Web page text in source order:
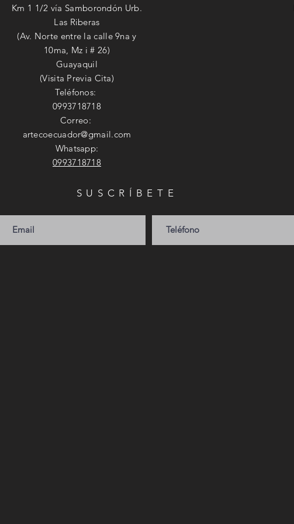
Km 1 1/2 vía Samborondón Urb.
Las Riberas
(Av. Norte entre la calle 9na y
10ma, Mz i # 26)
Guayaquil
(Visita Previa Cita)
Teléfonos:
0993718718
Correo:
artecoecuador@gmail.com
Whatsapp:
0993718718
SUSCRÍBETE